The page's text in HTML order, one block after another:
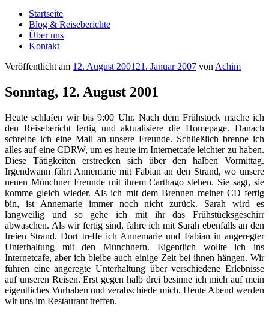
Startseite
Blog & Reiseberichte
Über uns
Kontakt
Veröffentlicht am 12. August 2001 21. Januar 2007 von Achim
Sonntag, 12. August 2001
Heute schlafen wir bis 9:00 Uhr. Nach dem Frühstück mache ich
den Reisebericht fertig und aktualisiere die Homepage. Danach
schreibe ich eine Mail an unsere Freunde. Schließlich brenne ich
alles auf eine CDRW, um es heute im Internetcafe leichter zu haben.
Diese Tätigkeiten erstrecken sich über den halben Vormittag.
Irgendwann fährt Annemarie mit Fabian an den Strand, wo unsere
neuen Münchner Freunde mit ihrem Carthago stehen. Sie sagt, sie
komme gleich wieder. Als ich mit dem Brennen meiner CD fertig
bin, ist Annemarie immer noch nicht zurück. Sarah wird es
langweilig und so gehe ich mit ihr das Frühstücksgeschirr
abwaschen. Als wir fertig sind, fahre ich mit Sarah ebenfalls an den
freien Strand. Dort treffe ich Annemarie und Fabian in angeregter
Unterhaltung mit den Münchnern. Eigentlich wollte ich ins
Internetcafe, aber ich bleibe auch einige Zeit bei ihnen hängen. Wir
führen eine angeregte Unterhaltung über verschiedene Erlebnisse
auf unseren Reisen. Erst gegen halb drei besinne ich mich auf mein
eigentliches Vorhaben und verabschiede mich. Heute Abend werden
wir uns im Restaurant treffen.